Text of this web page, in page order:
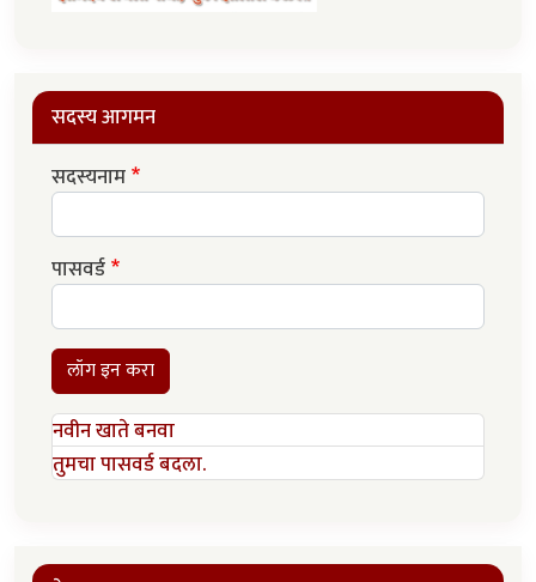
सदस्य आगमन
सदस्यनाम
पासवर्ड
लॉग इन करा
नवीन खाते बनवा
तुमचा पासवर्ड बदला.